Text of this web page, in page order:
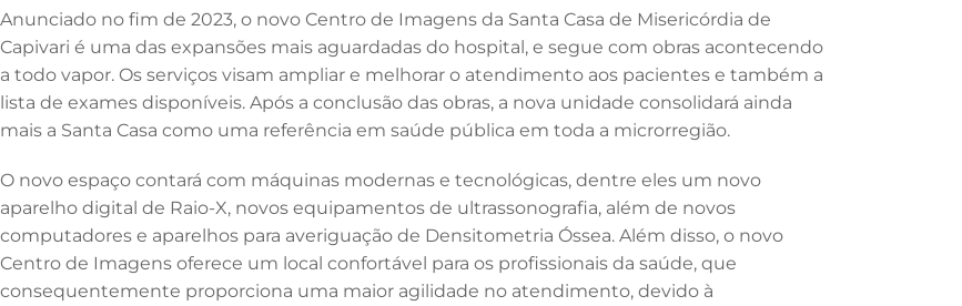
c
e
b
o
o
k
k
e
dI
n
it
te
r
ai
l
at
s
A
p
p
Anunciado no fim de 2023, o novo Centro de Imagens da Santa Casa de Misericórdia de
Capivari é uma das expansões mais aguardadas do hospital, e segue com obras acontecendo
a todo vapor. Os serviços visam ampliar e melhorar o atendimento aos pacientes e também a
lista de exames disponíveis. Após a conclusão das obras, a nova unidade consolidará ainda
mais a Santa Casa como uma referência em saúde pública em toda a microrregião.
O novo espaço contará com máquinas modernas e tecnológicas, dentre eles um novo
aparelho digital de Raio-X, novos equipamentos de ultrassonografia, além de novos
computadores e aparelhos para averiguação de Densitometria Óssea. Além disso, o novo
Centro de Imagens oferece um local confortável para os profissionais da saúde, que
consequentemente proporciona uma maior agilidade no atendimento, devido à